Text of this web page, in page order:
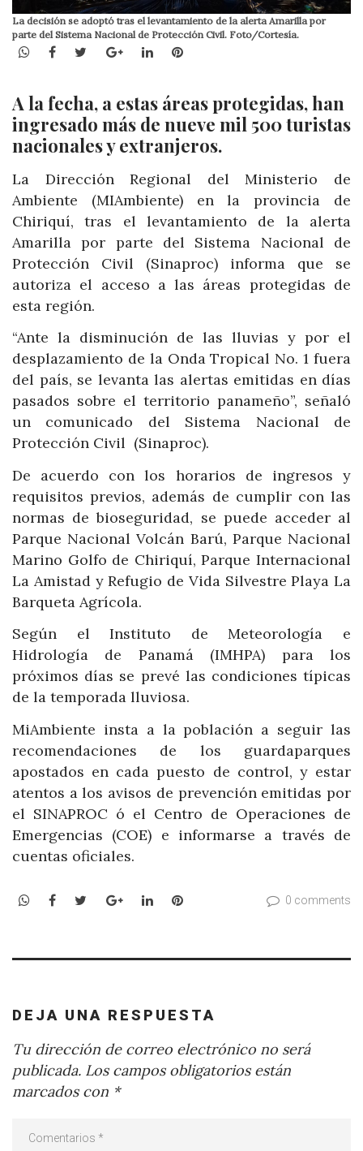
La decisión se adoptó tras el levantamiento de la alerta Amarilla por
parte del Sistema Nacional de Protección Civil. Foto/Cortesía.
WhatsApp
Facebook
TwitterGoogle+LinkedInPinterest
A la fecha, a estas áreas protegidas, han
ingresado más de nueve mil 500 turistas
nacionales y extranjeros.
La Dirección Regional del Ministerio de
Ambiente (MIAmbiente) en la provincia de
Chiriquí, tras el levantamiento de la alerta
Amarilla por parte del Sistema Nacional de
Protección Civil (Sinaproc) informa que se
autoriza el acceso a las áreas protegidas de
esta región.
“Ante la disminución de las lluvias y por el
desplazamiento de la Onda Tropical No. 1 fuera
del país, se levanta las alertas emitidas en días
pasados sobre el territorio panameño”, señaló
un comunicado del Sistema Nacional de
Protección Civil (Sinaproc).
De acuerdo con los horarios de ingresos y
requisitos previos, además de cumplir con las
normas de bioseguridad, se puede acceder al
Parque Nacional Volcán Barú, Parque Nacional
Marino Golfo de Chiriquí, Parque Internacional
La Amistad y Refugio de Vida Silvestre Playa La
Barqueta Agrícola.
Según el Instituto de Meteorología e
Hidrología de Panamá (IMHPA) para los
próximos días se prevé las condiciones típicas
de la temporada lluviosa.
MiAmbiente insta a la población a seguir las
recomendaciones de los guardaparques
apostados en cada puesto de control, y estar
atentos a los avisos de prevención emitidas por
el SINAPROC ó el Centro de Operaciones de
Emergencias (COE) e informarse a través de
cuentas oficiales.
WhatsApp
Facebook
TwitterGoogle+LinkedInPinterest 0 comments
DEJA UNA RESPUESTA
Tu dirección de correo electrónico no será
publicada. Los campos obligatorios están
marcados con *